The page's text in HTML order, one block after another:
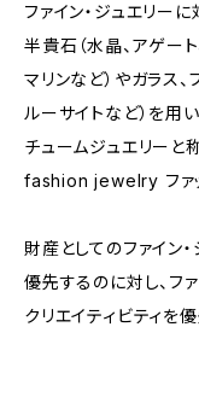
ファイン・ジュエリーに
半貴石（水晶、アゲート
マリンなど）やガラス、
ルーサイトなど）を用
チュームジュエリーと称
fashion jewelry ファッ
財産としてのファイン
優先するのに対し、フ
クリエイティビティを